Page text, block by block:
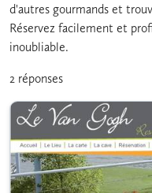
d'autres gourmands et
Réservez facilement et
inoubliable.
2 réponses